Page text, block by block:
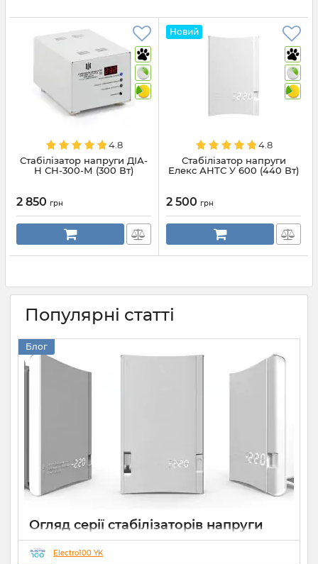
4.8
Стабілізатор напруги ДІА-
Н СН-300-М (300 Вт)
2 850 грн
Новий
4.8
Стабілізатор напруги
Елекс АНТС У 600 (440 Вт)
2 500 грн
Популярні статті
Блог
Огляд серії стабілізаторів напруги
Елекс АНТС: більше ніж просто
захистElectro100 YK